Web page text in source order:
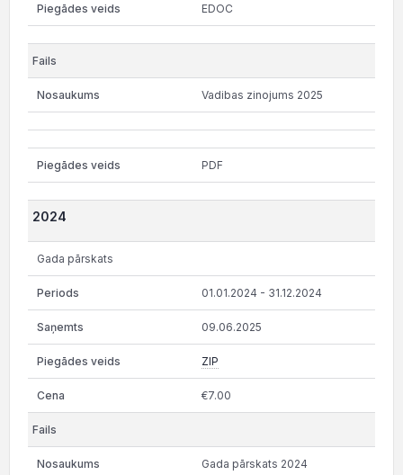
EDOC
Vadibas zinojums 2025
PDF
2024
Gada pārskats
01.01.2024 - 31.12.2024
09.06.2025
ZIP
€7.00
Gada pārskats 2024